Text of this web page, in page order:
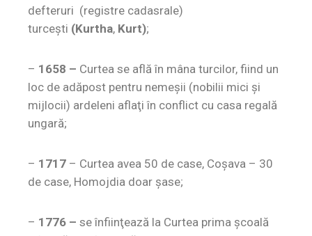
defteruri (registre cadasrale)
turceşti (Kurtha, Kurt);
– 1658 – Curtea se află în mâna turcilor, fiind un
loc de adăpost pentru nemeşii (nobilii mici şi
mijlocii) ardeleni aflaţi în conflict cu casa regală
ungară;
– 1717 – Curtea avea 50 de case, Coşava – 30
de case, Homojdia doar şase;
– 1776 – se înfiinţează la Curtea prima şcoală